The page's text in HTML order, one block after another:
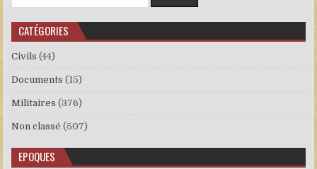
CATÉGORIES
Civils (44)
Documents (15)
Militaires (376)
Non classé (507)
EPOQUES